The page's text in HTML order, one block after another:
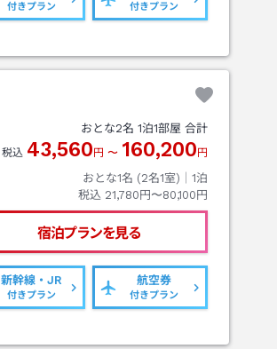
付きプラン 付きプラン
おとな2名 1泊1部屋 合計
税込 43,560 円 〜 160,200 円
おとな1名 (2名1室)｜ 1泊
税込 21,780円〜80,100円
宿泊プランを見る
新幹線・JR
付きプラン
航空券
付きプラン